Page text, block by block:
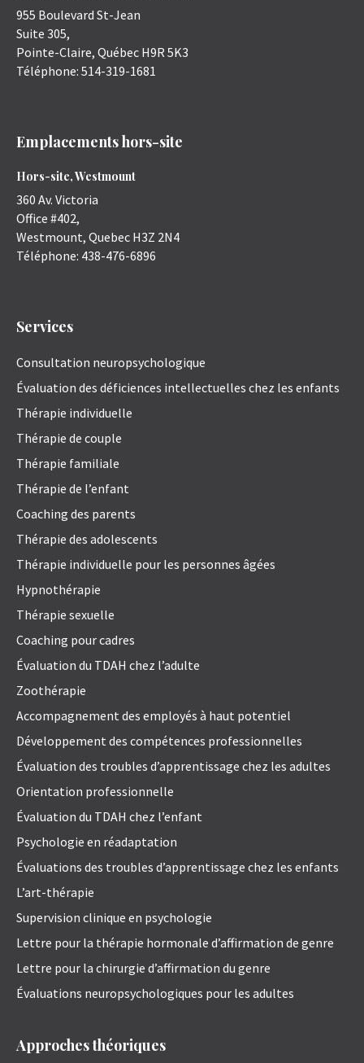
955 Boulevard St-Jean
Suite 305,
Pointe-Claire, Québec H9R 5K3
Téléphone: 514-319-1681
Emplacements hors-site
Hors-site, Westmount
360 Av. Victoria
Office #402,
Westmount, Quebec H3Z 2N4
Téléphone: 438-476-6896
Services
Consultation neuropsychologique
Évaluation des déficiences intellectuelles chez les enfants
Thérapie individuelle
Thérapie de couple
Thérapie familiale
Thérapie de l’enfant
Coaching des parents
Thérapie des adolescents
Thérapie individuelle pour les personnes âgées
Hypnothérapie
Thérapie sexuelle
Coaching pour cadres
Évaluation du TDAH chez l’adulte
Zoothérapie
Accompagnement des employés à haut potentiel
Développement des compétences professionnelles
Évaluation des troubles d’apprentissage chez les adultes
Orientation professionnelle
Évaluation du TDAH chez l’enfant
Psychologie en réadaptation
Évaluations des troubles d’apprentissage chez les enfants
L’art-thérapie
Supervision clinique en psychologie
Lettre pour la thérapie hormonale d’affirmation de genre
Lettre pour la chirurgie d’affirmation du genre
Évaluations neuropsychologiques pour les adultes
Approches théoriques